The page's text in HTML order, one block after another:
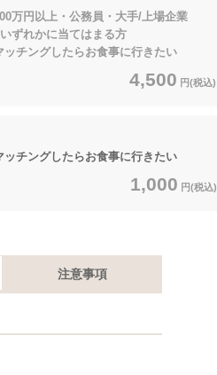
万円以上・公務員・大手/上場企業
当てはまる方
ングしたらお食事に行きたい
4,500 円(税込)
ングしたらお食事に行きたい
1,000 円(税込)
注意事項